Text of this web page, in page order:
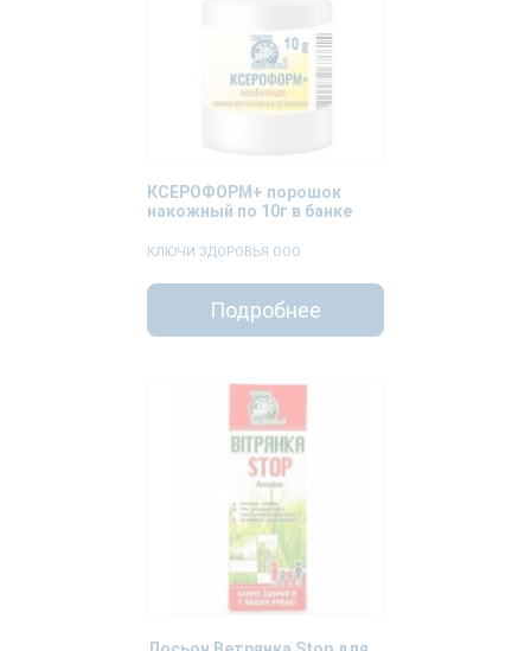
КСЕРОФОРМ+ порошок
накожный по 10г в банке
КЛЮЧИ ЗДОРОВЬЯ ООО
Подробнее